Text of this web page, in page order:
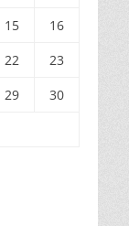
15
16
22
23
29
30